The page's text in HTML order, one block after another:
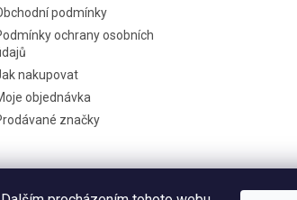
podmínky
ochrany osobních
nakupovat
objednávka
značky